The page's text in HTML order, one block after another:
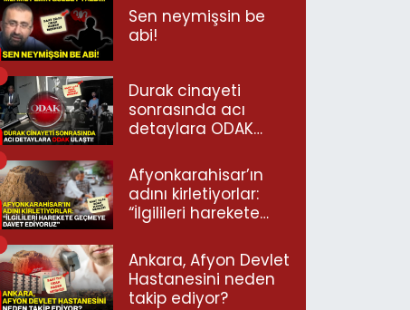
Sen neymişsin be
abi!
Durak cinayeti
sonrasında acı
detaylara ODAK
Afyonkarahisar’ın
adını kirletiyorlar:
“İlgilileri harekete
ediyoruz”
Ankara, Afyon Devlet
Hastanesini neden
takip ediyor?